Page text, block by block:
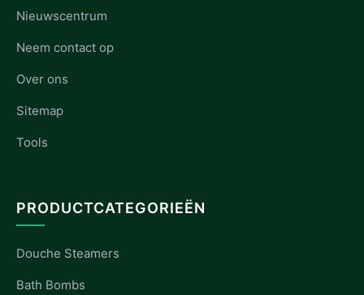
Nieuwscentrum
Neem contact op
Over ons
Sitemap
Tools
PRODUCTCATEGORIEËN
Douche Steamers
Bath Bombs